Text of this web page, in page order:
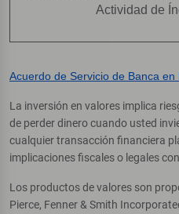
Actividad de
Acuerdo de Servicio de Banca en
La inversión en valores implica
de perder dinero cuando usted
cualquier transacción financiera
implicaciones fiscales o legales
Los productos de valores son
Pierce, Fenner & Smith